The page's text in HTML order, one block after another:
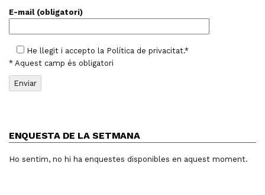
E-mail (obligatori)
He llegit i accepto la Política de privacitat.*
* Aquest camp és obligatori
ENQUESTA DE LA SETMANA
Ho sentim, no hi ha enquestes disponibles en aquest moment.